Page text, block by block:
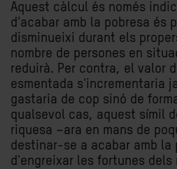
Aquest càlcul és només
d'acabar amb la pobresa és
disminueixi durant els
nombre de persones en
reduirà. Per contra, el valor
esmentada s'incrementaria
gastaria de cop sinó de
qualsevol cas, aquest símil
riquesa –ara en mans de
destinar-se a acabar amb la
d'engreixar les fortunes dels